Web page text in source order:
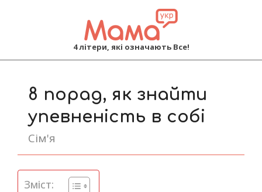
4 літери, які означають Все!
8 порад, як знайти
упевненість в собі
Сім'я
Зміст: